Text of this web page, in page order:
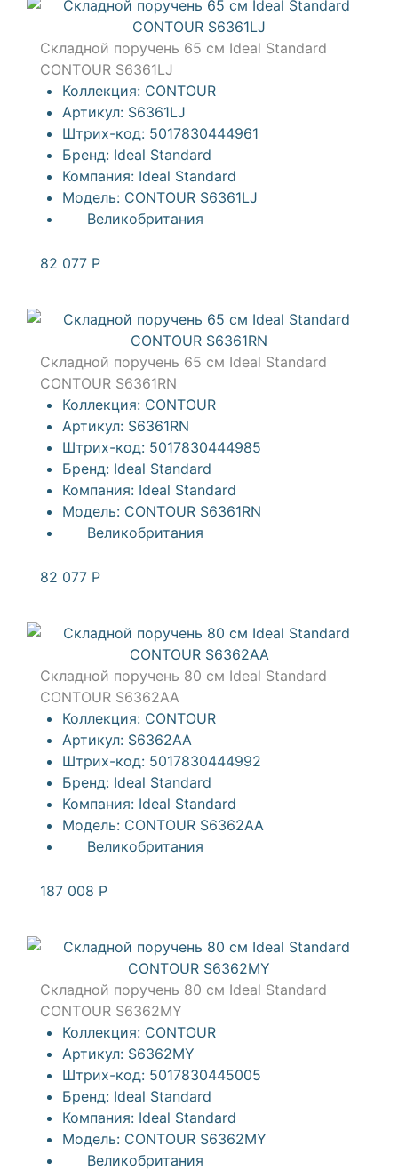
Складной поручень 65 см Ideal Standard
CONTOUR S6361LJ
Коллекция: CONTOUR
Артикул: S6361LJ
Штрих-код: 5017830444961
Бренд: Ideal Standard
Компания: Ideal Standard
Модель: CONTOUR S6361LJ
Великобритания
82 077 Р
Складной поручень 65 см Ideal Standard
CONTOUR S6361RN
Коллекция: CONTOUR
Артикул: S6361RN
Штрих-код: 5017830444985
Бренд: Ideal Standard
Компания: Ideal Standard
Модель: CONTOUR S6361RN
Великобритания
82 077 Р
Складной поручень 80 см Ideal Standard
CONTOUR S6362AA
Коллекция: CONTOUR
Артикул: S6362AA
Штрих-код: 5017830444992
Бренд: Ideal Standard
Компания: Ideal Standard
Модель: CONTOUR S6362AA
Великобритания
187 008 Р
Складной поручень 80 см Ideal Standard
CONTOUR S6362MY
Коллекция: CONTOUR
Артикул: S6362MY
Штрих-код: 5017830445005
Бренд: Ideal Standard
Компания: Ideal Standard
Модель: CONTOUR S6362MY
Великобритания